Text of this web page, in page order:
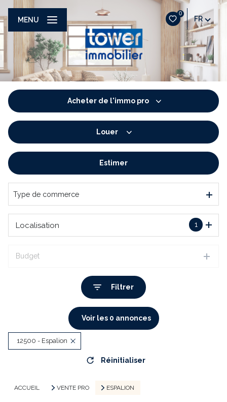
0
FR
MENU
Acheter de l'immo pro
De l'immo pro
Louer
De l'immo pro
Estimer
Type de commerce
1
Localisation
Budget
Filtrer
Voir les 0 annonces
12500 - Espalion
Réinitialiser
ACCUEIL VENTE PRO ESPALION